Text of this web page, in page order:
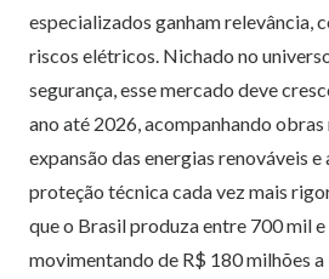
especializados ganham relevância,
riscos elétricos. Nichado no
segurança, esse mercado deve
ano até 2026, acompanhando
expansão das energias renováveis e
proteção técnica cada vez mais
que o Brasil produza entre 700 mil e
movimentando de R$ 180 milhões a